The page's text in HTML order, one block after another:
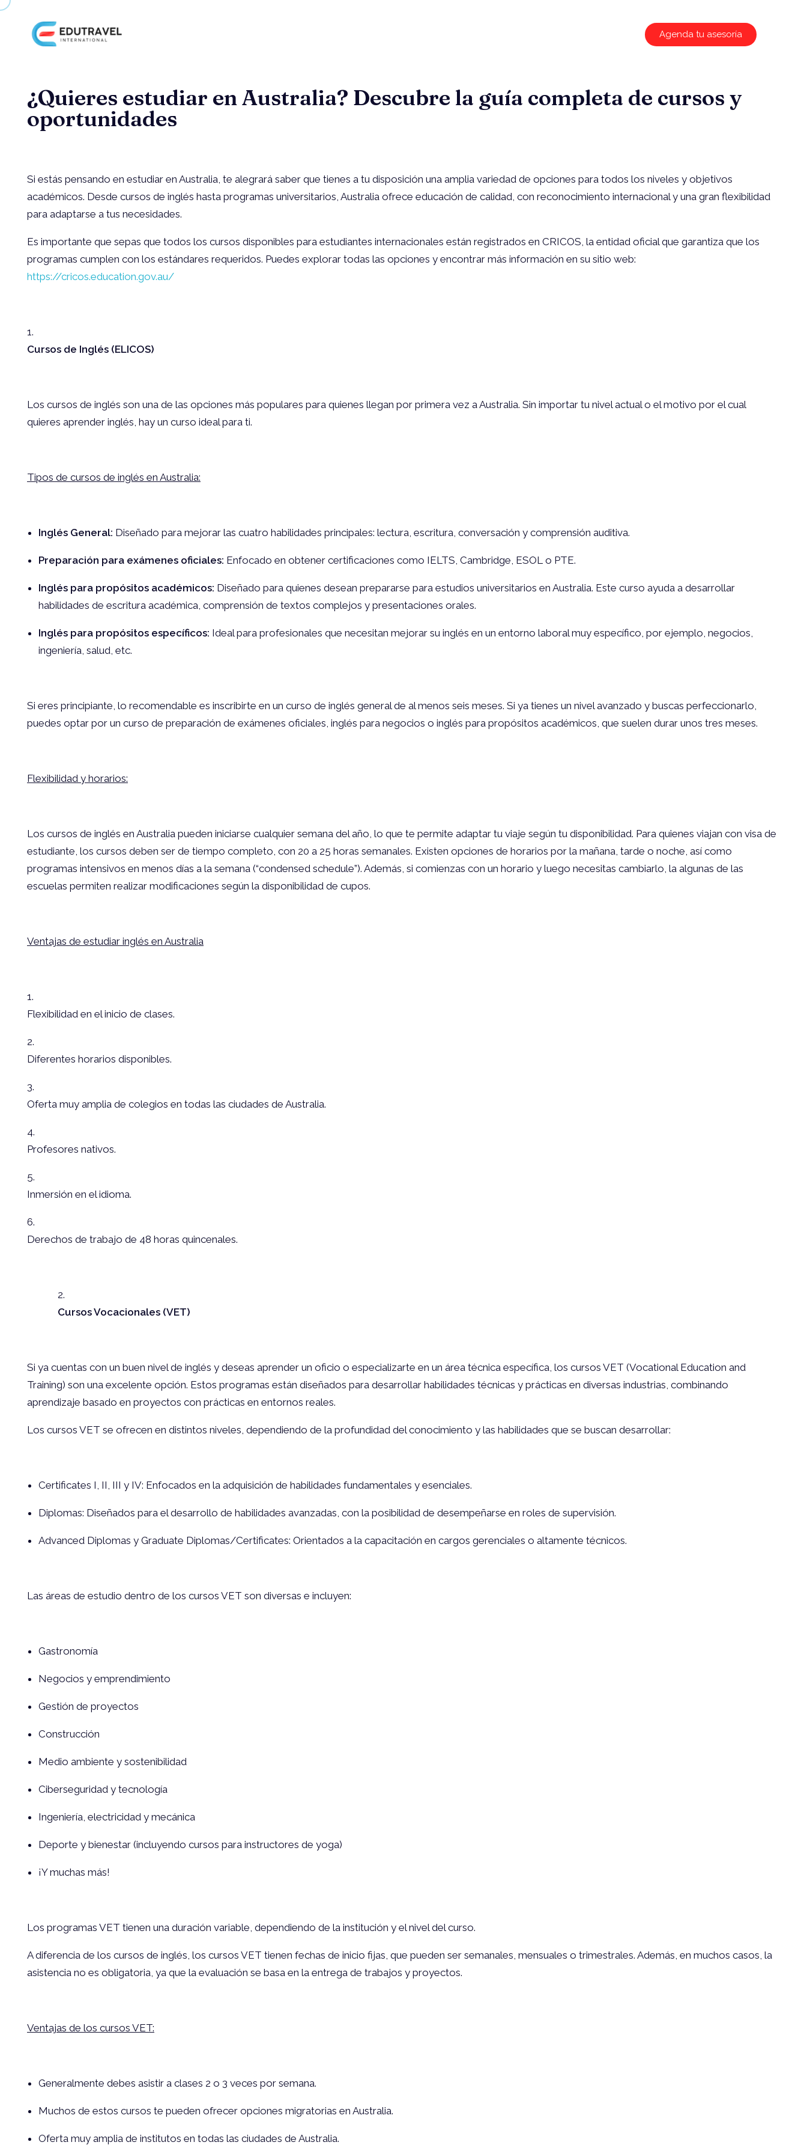
Agenda tu asesoría
¿Quieres estudiar en Australia? Descubre la guía completa de cursos y
oportunidades
Si estás pensando en estudiar en Australia, te alegrará saber que tienes a tu disposición una amplia variedad de opciones para todos los niveles y objetivos
académicos. Desde cursos de inglés hasta programas universitarios, Australia ofrece educación de calidad, con reconocimiento internacional y una gran flexibilidad
para adaptarse a tus necesidades.
Es importante que sepas que todos los cursos disponibles para estudiantes internacionales están registrados en CRICOS, la entidad oficial que garantiza que los
programas cumplen con los estándares requeridos. Puedes explorar todas las opciones y encontrar más información en su sitio web:
https://cricos.education.gov.au/
Cursos de Inglés (ELICOS)
Los cursos de inglés son una de las opciones más populares para quienes llegan por primera vez a Australia. Sin importar tu nivel actual o el motivo por el cual
quieres aprender inglés, hay un curso ideal para ti.
Tipos de cursos de inglés en Australia:
Inglés General: Diseñado para mejorar las cuatro habilidades principales: lectura, escritura, conversación y comprensión auditiva.
Preparación para exámenes oficiales: Enfocado en obtener certificaciones como IELTS, Cambridge, ESOL o PTE.
Inglés para propósitos académicos: Diseñado para quienes desean prepararse para estudios universitarios en Australia. Este curso ayuda a desarrollar
habilidades de escritura académica, comprensión de textos complejos y presentaciones orales.
Inglés para propósitos específicos: Ideal para profesionales que necesitan mejorar su inglés en un entorno laboral muy específico, por ejemplo, negocios,
ingeniería, salud, etc.
Si eres principiante, lo recomendable es inscribirte en un curso de inglés general de al menos seis meses. Si ya tienes un nivel avanzado y buscas perfeccionarlo,
puedes optar por un curso de preparación de exámenes oficiales, inglés para negocios o inglés para propósitos académicos, que suelen durar unos tres meses.
Flexibilidad y horarios:
Los cursos de inglés en Australia pueden iniciarse cualquier semana del año, lo que te permite adaptar tu viaje según tu disponibilidad. Para quienes viajan con visa de
estudiante, los cursos deben ser de tiempo completo, con 20 a 25 horas semanales. Existen opciones de horarios por la mañana, tarde o noche, así como
programas intensivos en menos días a la semana (“condensed schedule”). Además, si comienzas con un horario y luego necesitas cambiarlo, la algunas de las
escuelas permiten realizar modificaciones según la disponibilidad de cupos.
Ventajas de estudiar inglés en Australia
Flexibilidad en el inicio de clases.
Diferentes horarios disponibles.
Oferta muy amplia de colegios en todas las ciudades de Australia.
Profesores nativos.
Inmersión en el idioma.
Derechos de trabajo de 48 horas quincenales.
Cursos Vocacionales (VET)
Si ya cuentas con un buen nivel de inglés y deseas aprender un oficio o especializarte en un área técnica específica, los cursos VET (Vocational Education and
Training) son una excelente opción. Estos programas están diseñados para desarrollar habilidades técnicas y prácticas en diversas industrias, combinando
aprendizaje basado en proyectos con prácticas en entornos reales.
Los cursos VET se ofrecen en distintos niveles, dependiendo de la profundidad del conocimiento y las habilidades que se buscan desarrollar:
Certificates I, II, III y IV: Enfocados en la adquisición de habilidades fundamentales y esenciales.
Diplomas: Diseñados para el desarrollo de habilidades avanzadas, con la posibilidad de desempeñarse en roles de supervisión.
Advanced Diplomas y Graduate Diplomas/Certificates: Orientados a la capacitación en cargos gerenciales o altamente técnicos.
Las áreas de estudio dentro de los cursos VET son diversas e incluyen:
Gastronomía
Negocios y emprendimiento
Gestión de proyectos
Construcción
Medio ambiente y sostenibilidad
Ciberseguridad y tecnología
Ingeniería, electricidad y mecánica
Deporte y bienestar (incluyendo cursos para instructores de yoga)
¡Y muchas más!
Los programas VET tienen una duración variable, dependiendo de la institución y el nivel del curso.
A diferencia de los cursos de inglés, los cursos VET tienen fechas de inicio fijas, que pueden ser semanales, mensuales o trimestrales. Además, en muchos casos, la
asistencia no es obligatoria, ya que la evaluación se basa en la entrega de trabajos y proyectos.
Ventajas de los cursos VET:
Generalmente debes asistir a clases 2 o 3 veces por semana.
Muchos de estos cursos te pueden ofrecer opciones migratorias en Australia.
Oferta muy amplia de institutos en todas las ciudades de Australia.